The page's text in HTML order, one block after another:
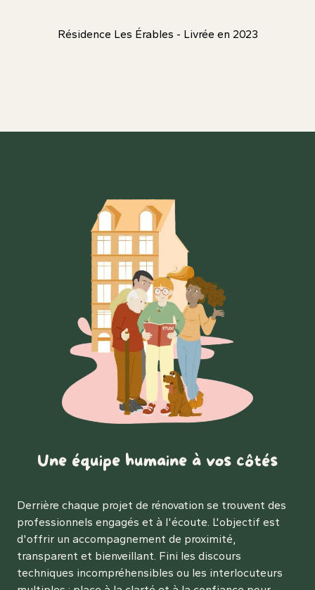
Résidence Les Érables - Livrée en 2023
Une équipe humaine à vos côtés
Derrière chaque projet de rénovation se trouvent des
professionnels engagés et à l'écoute. L'objectif est
d'offrir un accompagnement de proximité,
transparent et bienveillant. Fini les discours
techniques incompréhensibles ou les interlocuteurs